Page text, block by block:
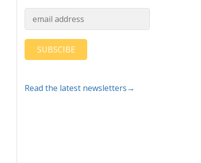
SUBSCIBE
Read the latest newsletters→